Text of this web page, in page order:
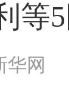
等
华网